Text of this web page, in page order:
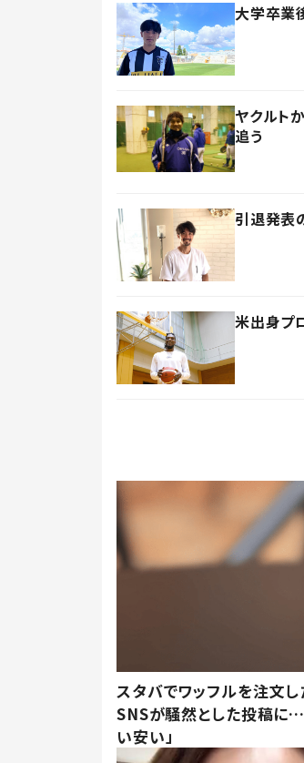
大学卒業
ヤクルト
追う
引退発表
米出身プ
スタバでワッフルを注文し
SNSが騒然とした投稿に…
い安い」